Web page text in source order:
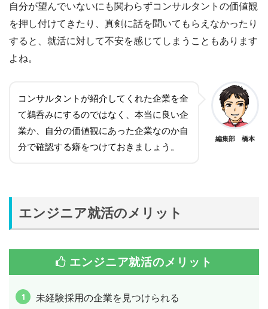
自分が望んでいないにも関わらずコンサルタントの価値観
を押し付けてきたり、真剣に話を聞いてもらえなかったり
すると、就活に対して不安を感じてしまうこともあります
よね。
コンサルタントが紹介してくれた企業を全
て鵜呑みにするのではなく、本当に良い企
業か、自分の価値観にあった企業なのか自
分で確認する癖をつけておきましょう。
編集部 橋本
エンジニア就活のメリット
エンジニア就活のメリット
未経験採用の企業を見つけられる